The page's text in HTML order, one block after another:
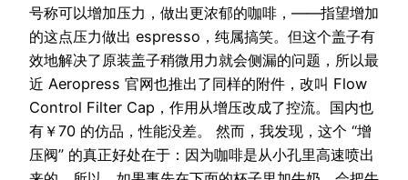
号称可以增加压力，做出更浓郁的咖啡，——指望增加
的这点压力做出 espresso，纯属搞笑。但这个盖子有
效地解决了原装盖子稍微用力就会侧漏的问题，所以最
近 Aeropress 官网也推出了同样的附件，改叫 Flow
Control Filter Cap，作用从增压改成了控流。国内也
有￥70 的仿品，性能没差。 然而，我发现，这个 “增
压阀” 的真正好处在于：因为咖啡是从小孔里高速喷出